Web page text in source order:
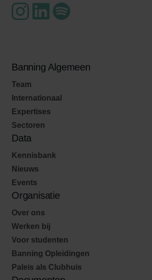
Banning Algemeen
Team
Internationaal
Expertises
Sectoren
Data
Kennisbank
Nieuws
Events
Organisatie
Over ons
Werken bij
Voor studenten
Banning Opleidingen
Paleis als Clubhuis